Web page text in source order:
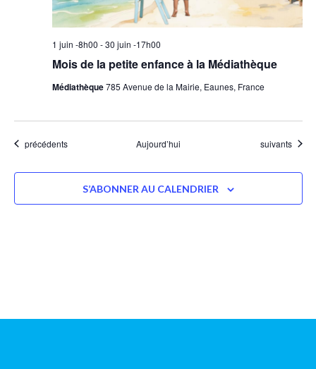
Mois de la petite enfance à la Médiathèque
1 juin -8h00 -30 juin -17h00
Médiathèque785 Avenue de la Mairie, Eaunes, France
Évènements
précédents Aujourd’hui Évènements
suivants
S’ABONNER AU CALENDRIER